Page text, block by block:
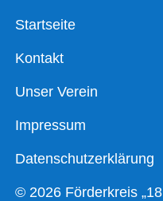
Startseite
Kontakt
Unser Verein
Impressum
Datenschutzerklärung
© 2026 Förderkreis